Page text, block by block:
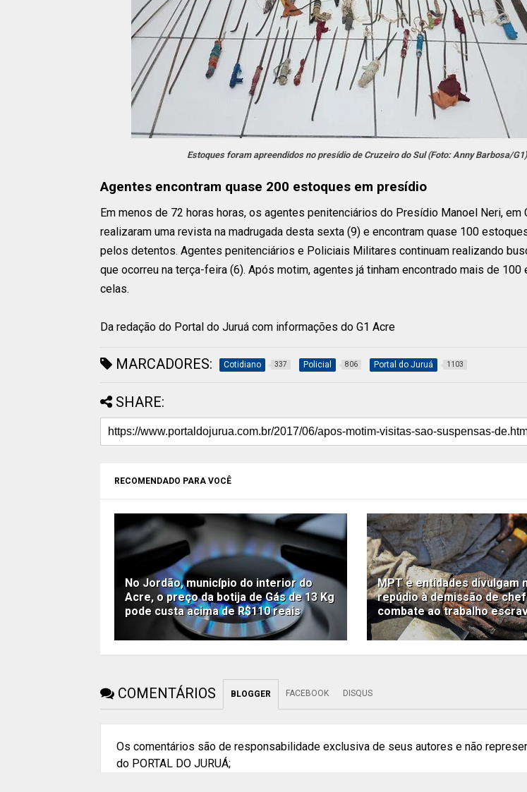
Estoques foram apreendidos no presídio de Cruzeiro do Sul (Foto: Anny Barbosa/G1)
Agentes encontram quase 200 estoques em presídio
Em menos de 72 horas horas, os agentes penitenciários do Presídio Manoel Neri, em
realizaram uma revista na madrugada desta sexta (9) e encontram quase 100
pelos detentos. Agentes penitenciários e Policiais Militares continuam realizando
que ocorreu na terça-feira (6). Após motim, agentes já tinham encontrado mais de 100
celas.
Da redação do Portal do Juruá com informações do G1 Acre
MARCADORES: Cotidiano 337 Policial 806 Portal do Juruá 1103
SHARE:
RECOMENDADO PARA VOCÊ
No Jordão, município do interior do
Acre, o preço da botija de Gás de 13 Kg
pode custa acima de R$110 reais
MPT e entidades divulgam
repúdio à demissão de
combate ao trabalho
COMENTÁRIOS BLOGGER FACEBOOK DISQUS
Os comentários são de responsabilidade exclusiva de seus autores e não
do PORTAL DO JURUÁ;